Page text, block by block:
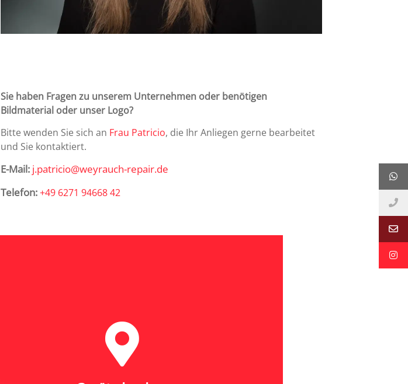
Sie haben Fragen zu unserem Unternehmen oder benötigen
Bildmaterial oder unser Logo?
Bitte wenden Sie sich an Frau Patricio, die Ihr Anliegen gerne bearbeitet
und Sie kontaktiert.
E-Mail: j.patricio@weyrauch-repair.de
Telefon:+49 6271 94668 42
Weyrauch Repair
Abgabe-Standort finden